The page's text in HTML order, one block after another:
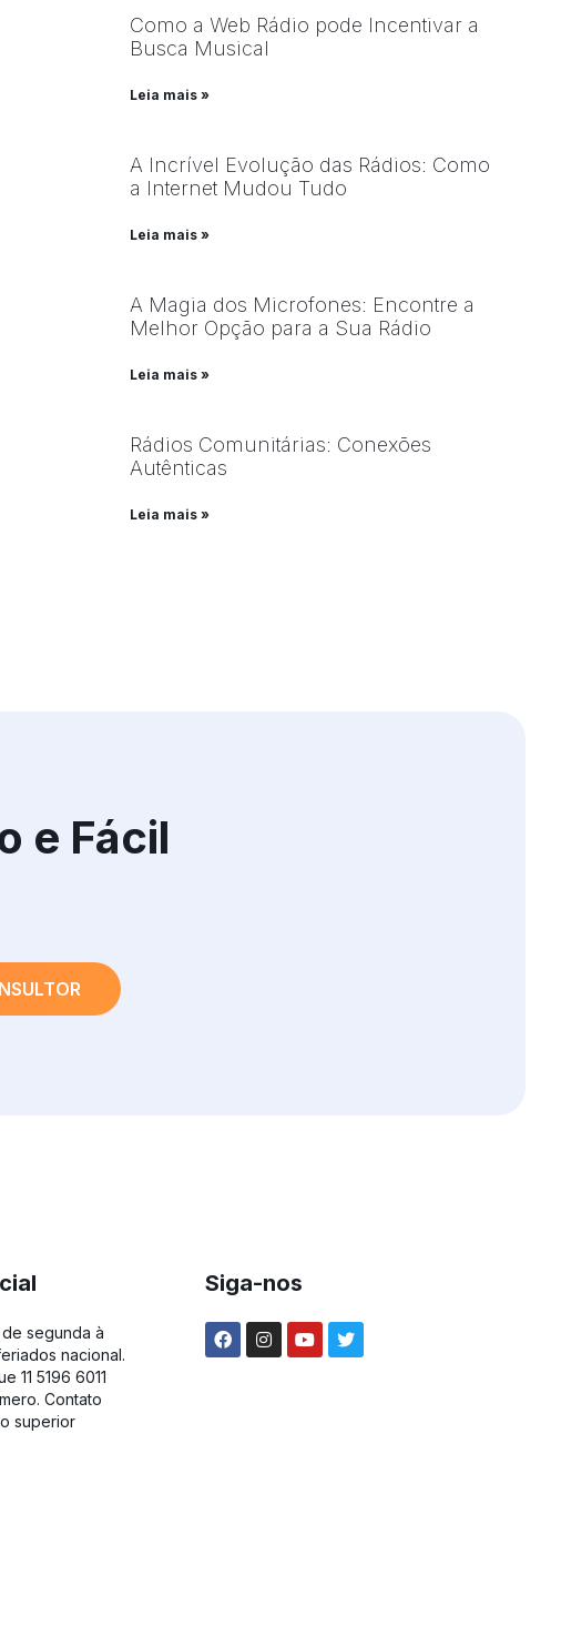
Como a Web Rádio pode Incentivar a
Busca Musical
Leia mais »
A Incrível Evolução das Rádios: Como
a Internet Mudou Tudo
Leia mais »
A Magia dos Microfones: Encontre a
Melhor Opção para a Sua Rádio
Leia mais »
Rádios Comunitárias: Conexões
Autênticas
Leia mais »
e Fácil
segunda à
nacional.
11 5196 6011
Contato
superior
Siga-nos